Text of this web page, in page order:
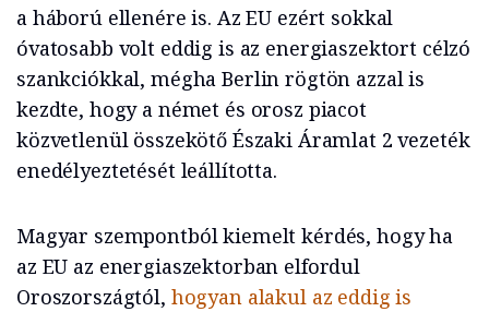
a háború ellenére is. Az EU ezért sokkal
óvatosabb volt eddig is az energiaszektort célzó
szankciókkal, mégha Berlin rögtön azzal is
kezdte, hogy a német és orosz piacot
közvetlenül összekötő Északi Áramlat 2 vezeték
enedélyeztetését leállította.
Magyar szempontból kiemelt kérdés, hogy ha
az EU az energiaszektorban elfordul
Oroszországtól, hogyan alakul az eddig is